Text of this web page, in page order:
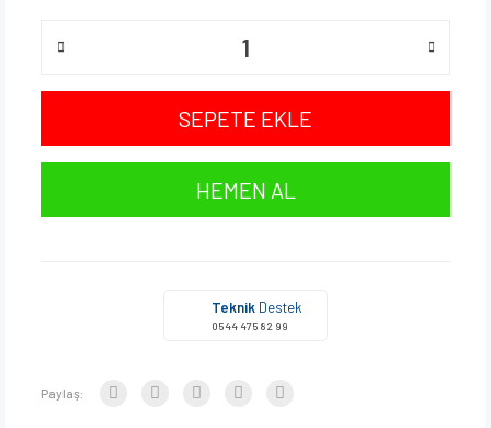
SEPETE EKLE
HEMEN AL
Teknik Destek
0544 475 82 99
Paylaş: